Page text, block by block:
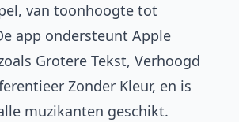
van toonhoogte tot
app ondersteunt Apple
Grotere Tekst, Verhoogd
Zonder Kleur, en is
muzikanten geschikt.